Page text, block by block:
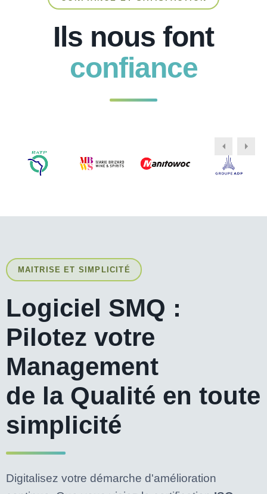
Ils nous font
confiance
MAITRISE ET SIMPLICITÉ
Logiciel SMQ :
Pilotez votre
Management
de la Qualité en toute
simplicité
Digitalisez votre démarche d'amélioration